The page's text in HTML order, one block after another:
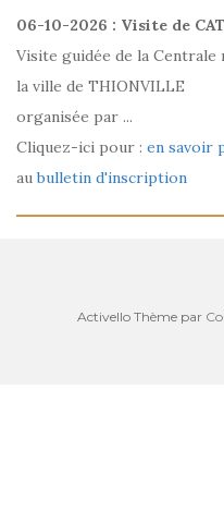
06-10-2026 : Visite de
Visite guidée de la Centrale
la ville de THIONVILLE
organisée par ...
Cliquez-ici pour : en savoir
aubulletin d'inscription
Activello Thème par